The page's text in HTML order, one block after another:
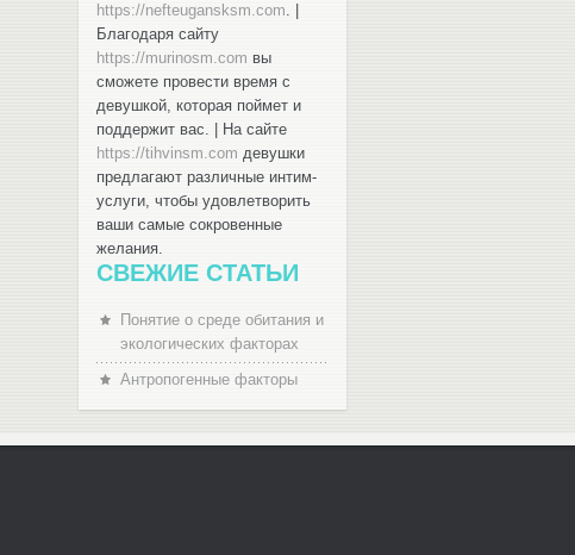
https://nefteugansksm.com. |
Благодаря сайту
https://murinosm.com вы
сможете провести время с
девушкой, которая поймет и
поддержит вас. | На сайте
https://tihvinsm.com девушки
предлагают различные интим-
услуги, чтобы удовлетворить
ваши самые сокровенные
желания.
СВЕЖИЕ СТАТЬИ
Понятие о среде обитания и
экологических факторах
Антропогенные факторы